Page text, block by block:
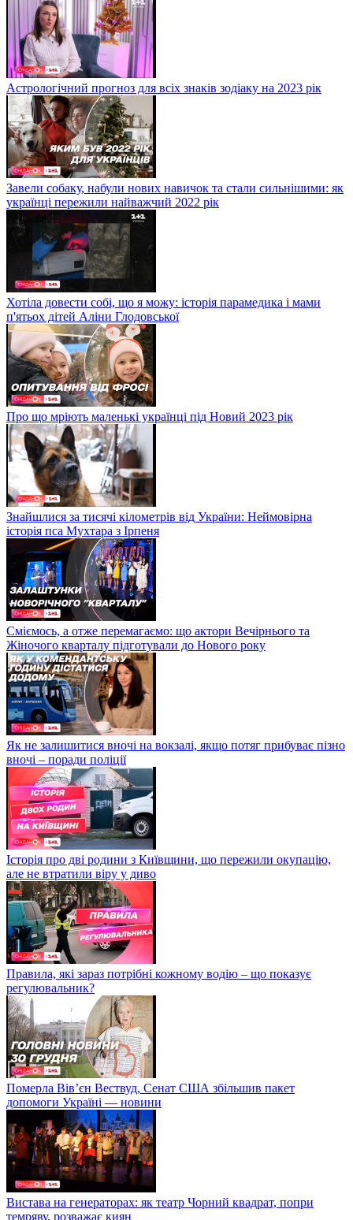
Астрологічний прогноз для всіх знаків зодіаку на 2023 рік
Завели собаку, набули нових навичок та стали сильнішими: як
українці пережили найважчий 2022 рік
Хотіла довести собі, що я можу: історія парамедика і мами
п'ятьох дітей Аліни Глодовської
Про що мріють маленькі українці під Новий 2023 рік
Знайшлися за тисячі кілометрів від України: Неймовірна
історія пса Мухтара з Ірпеня
Сміємось, а отже перемагаємо: що актори Вечірнього та
Жіночого кварталу підготували до Нового року
Як не залишитися вночі на вокзалі, якщо потяг прибуває пізно
вночі – поради поліції
Історія про дві родини з Київщини, що пережили окупацію,
але не втратили віру у диво
Правила, які зараз потрібні кожному водію – що показує
регулювальник?
Померла Вівʼєн Вествуд, Сенат США збільшив пакет
допомоги Україні — новини
Вистава на генераторах: як театр Чорний квадрат, попри
темряву, розважає киян